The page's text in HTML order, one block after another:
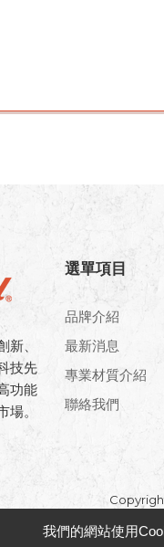
、
技先
功能
。
選單項目
品牌介紹
最新消息
專業材質介紹
聯絡我們
我們的網站使用